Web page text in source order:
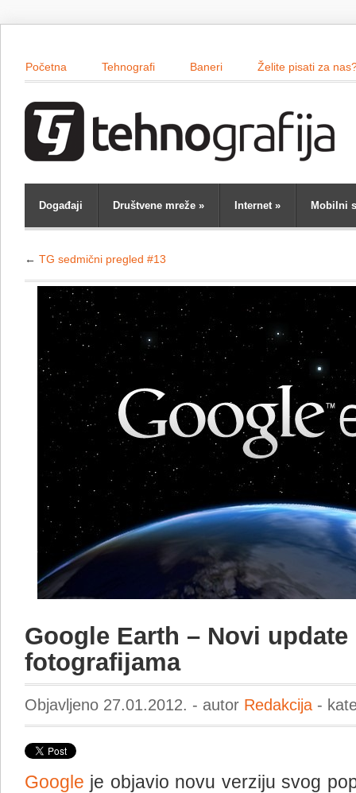
Početna Tehnografi Baneri Želite pisati za
Događaji Društvene mreže » Internet» Mobilni
← TG sedmični pregled #13
Google Earth – Novi
fotografijama
Objavljeno 27.01.2012. - autor Redakcija -
Google je objavio novu verziju svog